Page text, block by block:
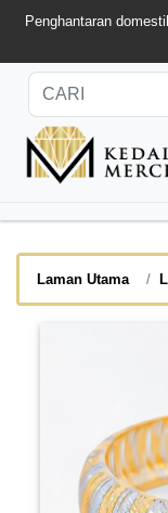
Penghantaran
Laman Utama